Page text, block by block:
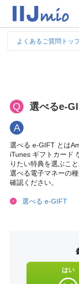
よくあるご質問トッ
Q
選べるe-
A
選べる e-GIFT とは
iTunes ギフトカード
りたい特典を選ぶこ
選べる電子マネーの
確認ください。
選べる e-GIFT
はい